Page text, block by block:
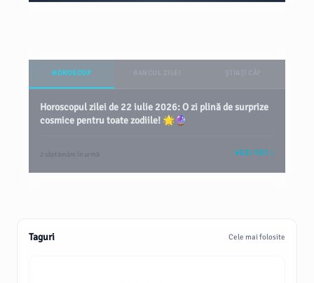
HOROSCOP
Horoscopul zilei de 22 iulie 2026: O zi plină de surprize
cosmice pentru toate zodiile! 🌟🔮
2 săptămâni în urmă VEZI TOT
Taguri Cele mai folosite